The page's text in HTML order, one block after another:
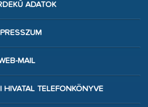
ADATOK
MAIL
HIVATAL TELEFONKÖNYVE